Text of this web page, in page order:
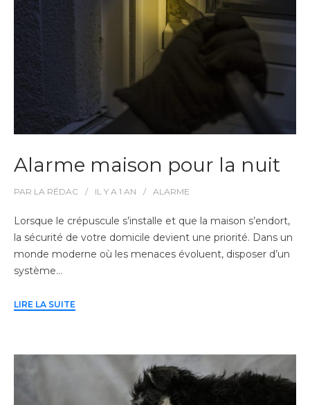
Alarme maison pour la nuit
PAR LA RÉDAC IL Y A 1 AN ALARME
Lorsque le crépuscule s’installe et que la maison s’endort,
la sécurité de votre domicile devient une priorité. Dans un
monde moderne où les menaces évoluent, disposer d’un
système…
LIRE LA SUITE